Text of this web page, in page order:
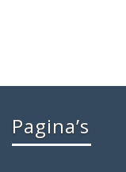
Pagina’s